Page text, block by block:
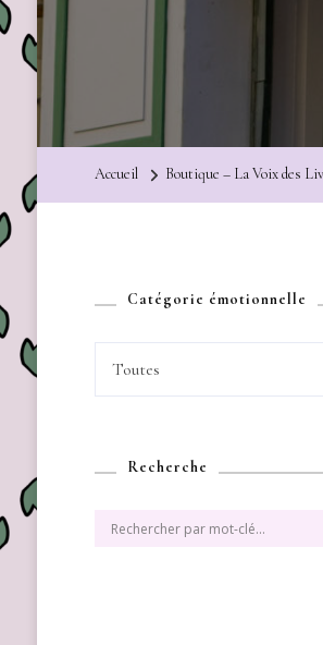
Accueil Boutique – La Voix des
Catégorie émotionnelle
Toutes
Recherche